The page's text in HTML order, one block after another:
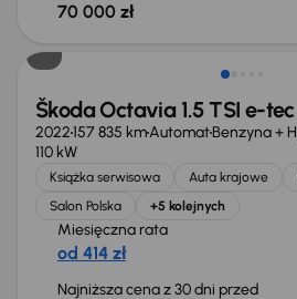
70 000 zł
Škoda Octavia 1.5 TSI e-tec
2022157 835 kmAutomatBenzyna +
110 kW
Książka serwisowa Auta krajowe
Salon Polska
+5 kolejnych
Miesięczna rata
od 414 zł
Najniższa cena z 30 dni przed